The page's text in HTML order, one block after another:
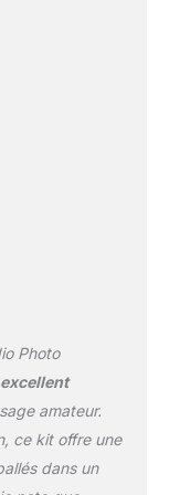
de
:
plis en
Si
le
à 2 jours,
le avec un
feu doux.
: le
flash en
studio.
: les LED
la lumière
Photo
excellent
amateur.
ce kit offre une
dans un